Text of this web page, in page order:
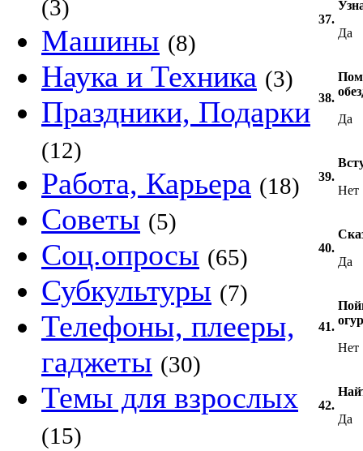
(3)
Машины (8)
Наука и Техника (3)
Праздники, Подарки
(12)
Работа, Карьера (18)
Советы (5)
Соц.опросы (65)
Субкультуры (7)
Телефоны, плееры,
гаджеты (30)
Темы для взрослых
(15)
37.
Да
38.
Да
39.
Нет
40.
Да
41.
Нет
42.
Да